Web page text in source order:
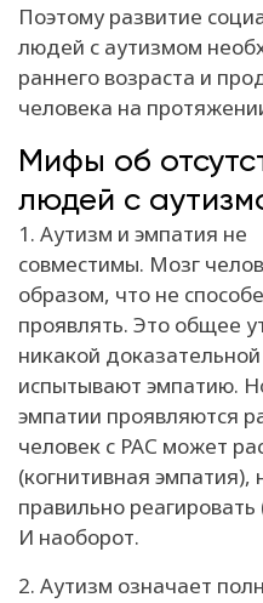
Поэтому развитие
людей с аутизмом
раннего возраста и
человека на
Мифы об
людей с
1. Аутизм и эмпатия не
совместимы. Мозг
образом, что не
проявлять. Это общее
никакой
испытывают эмпатию.
эмпатии проявляются
человек с РАС может
(когнитивная эмпатия),
правильно
И наоборот.
2. Аутизм означает